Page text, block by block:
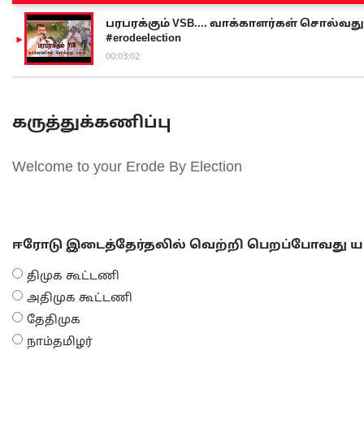
பரபரக்கும் VSB.... வாக்காளர்கள் சொல்வது
#erodeelection
00:03:02
கருத்துக்கணிப்பு
Welcome to your Erode By Election
ஈரோடு இடைத்தேர்தலில் வெற்றி பெறப்போவது
திமுக கூட்டணி
அதிமுக கூட்டணி
தேதிமுக
நாம்தமிழர்